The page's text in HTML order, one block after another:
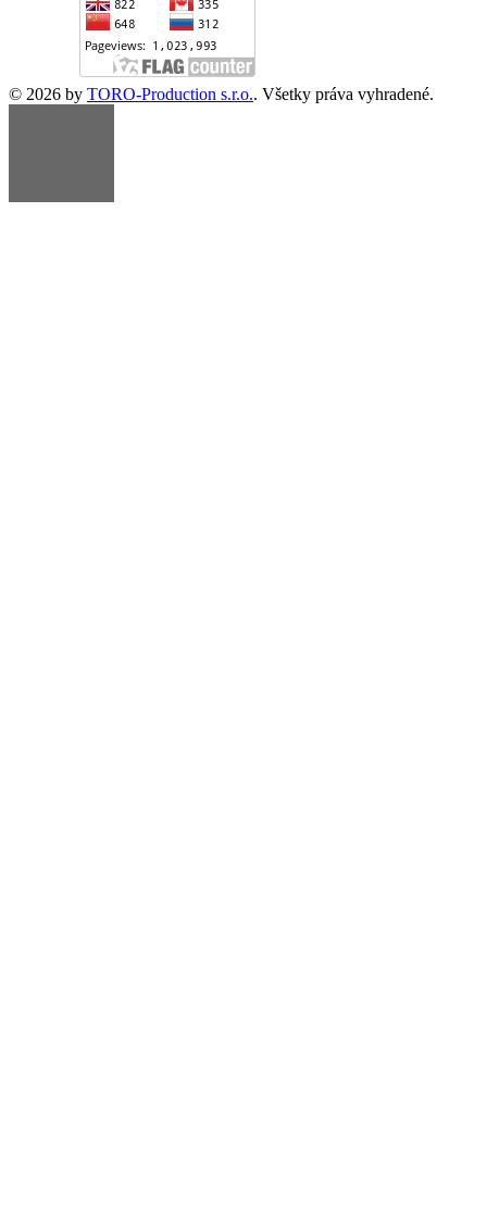
© 2026 by TORO-Production s.r.o.. Všetky práva vyhradené.